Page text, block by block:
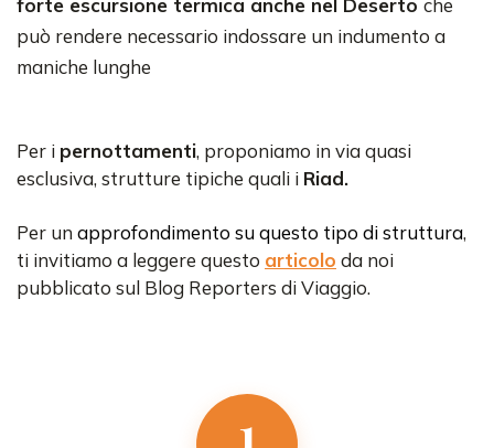
forte escursione termica anche nel Deserto che
può rendere necessario indossare un indumento a
maniche lunghe
Per i pernottamenti, proponiamo in via quasi
esclusiva, strutture tipiche quali i Riad.
Per un approfondimento su questo tipo di struttura,
ti invitiamo a leggere questo articolo da noi
pubblicato sul Blog Reporters di Viaggio.
1